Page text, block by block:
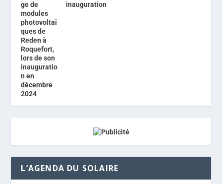
inauguration
L’AGENDA DU SOLAIRE